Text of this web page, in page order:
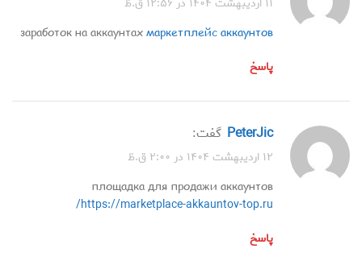
۱۱ اردیبهشت ۱۴۰۴ در ۱۲:۵۶ ق.ظ
заработок на аккаунтахмаркетплейс аккаунтов
پاسخ
PeterJic گفت:
۱۲ اردیبهشت ۱۴۰۴ در ۲:۰۰ ق.ظ
площадка для продажи аккаунтов
https://marketplace-akkauntov-top.ru/
پاسخ